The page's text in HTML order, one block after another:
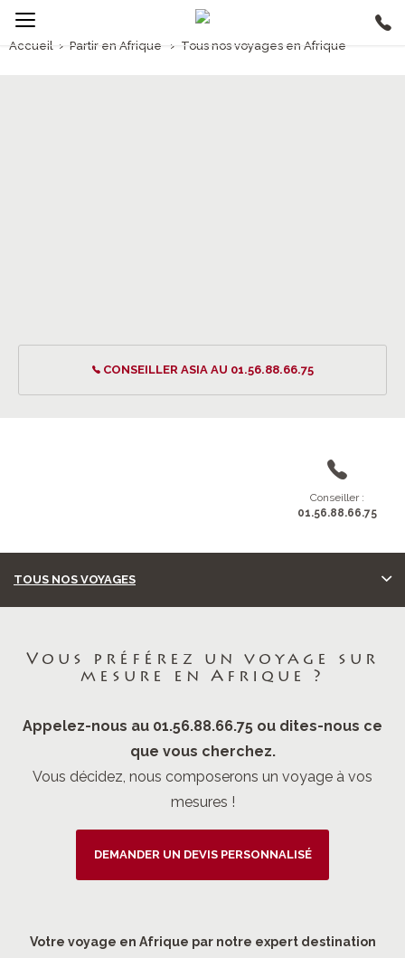
Accueil › Partir en Afrique › Tous nos voyages en Afrique
CONSEILLER ASIA AU 01.56.88.66.75
Conseiller :
01.56.88.66.75
TOUS NOS VOYAGES
Vous préférez un voyage sur
mesure en Afrique ?
Appelez-nous au 01.56.88.66.75 ou dites-nous ce
que vous cherchez.
Vous décidez, nous composerons un voyage à vos
mesures !
DEMANDER UN DEVIS PERSONNALISÉ
Votre voyage en Afrique par notre expert destination